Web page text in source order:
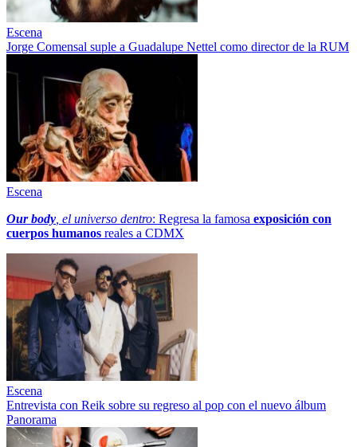
Escena
Jorge Comensal suple a Guadalupe Nettel como director de la RUM
Escena
Our body , el universo dentro: Regresa la famosa exposición con
cuerpos humanos reales a CDMX
Escena
Entrevista con Reik sobre su regreso al pop con el nuevo álbum
Panorama